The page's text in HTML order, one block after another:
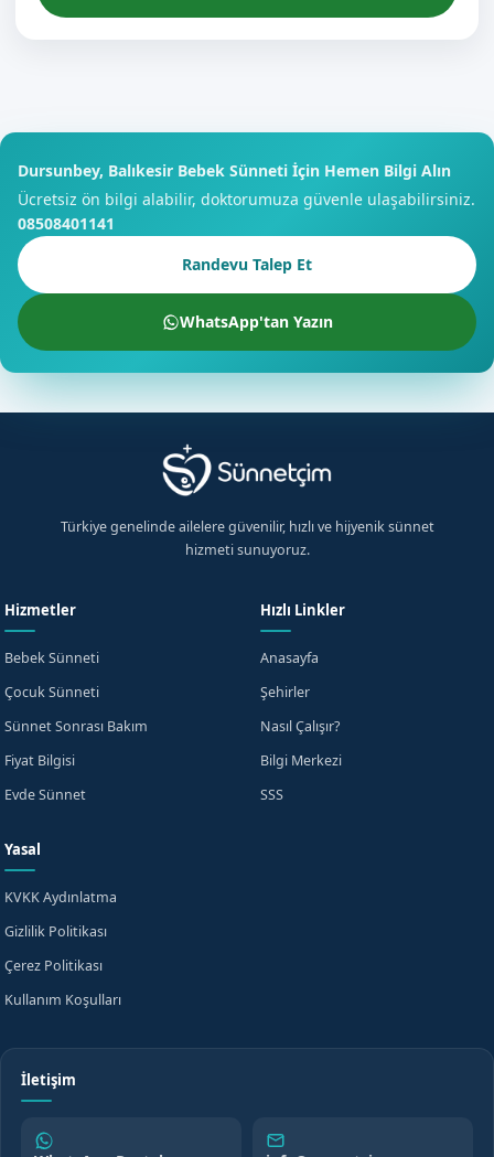
Dursunbey, Balıkesir Bebek Sünneti İçin Hemen Bilgi Alın
Ücretsiz ön bilgi alabilir, doktorumuza güvenle ulaşabilirsiniz.
08508401141
Randevu Talep Et
WhatsApp'tan Yazın
Ücretsiz Bilgi Alın
Dursunbey, Balıkesir için hemen bilgi alın
Turkey
KVKK aydınlatma metnini okudum, onaylıyorum.
Türkiye genelinde ailelere güvenilir, hızlı ve hijyenik sünnet
hizmeti sunuyoruz.
Hizmetler
Bebek Sünneti
Çocuk Sünneti
Sünnet Sonrası Bakım
Fiyat Bilgisi
Evde Sünnet
Hızlı Linkler
Anasayfa
Şehirler
Nasıl Çalışır?
Bilgi Merkezi
SSS
Yasal
KVKK Aydınlatma
Gizlilik Politikası
Çerez Politikası
Kullanım Koşulları
İletişim